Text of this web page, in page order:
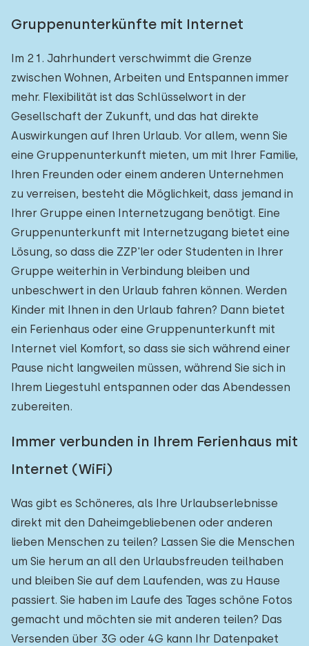
Gruppenunterkünfte mit Internet
Im 21. Jahrhundert verschwimmt die Grenze
zwischen Wohnen, Arbeiten und Entspannen immer
mehr. Flexibilität ist das Schlüsselwort in der
Gesellschaft der Zukunft, und das hat direkte
Auswirkungen auf Ihren Urlaub. Vor allem, wenn Sie
eine Gruppenunterkunft mieten, um mit Ihrer Familie,
Ihren Freunden oder einem anderen Unternehmen
zu verreisen, besteht die Möglichkeit, dass jemand in
Ihrer Gruppe einen Internetzugang benötigt. Eine
Gruppenunterkunft mit Internetzugang bietet eine
Lösung, so dass die ZZP'ler oder Studenten in Ihrer
Gruppe weiterhin in Verbindung bleiben und
unbeschwert in den Urlaub fahren können. Werden
Kinder mit Ihnen in den Urlaub fahren? Dann bietet
ein Ferienhaus oder eine Gruppenunterkunft mit
Internet viel Komfort, so dass sie sich während einer
Pause nicht langweilen müssen, während Sie sich in
Ihrem Liegestuhl entspannen oder das Abendessen
zubereiten.
Immer verbunden in Ihrem Ferienhaus mit
Internet (WiFi)
Was gibt es Schöneres, als Ihre Urlaubserlebnisse
direkt mit den Daheimgebliebenen oder anderen
lieben Menschen zu teilen? Lassen Sie die Menschen
um Sie herum an all den Urlaubsfreuden teilhaben
und bleiben Sie auf dem Laufenden, was zu Hause
passiert. Sie haben im Laufe des Tages schöne Fotos
gemacht und möchten sie mit anderen teilen? Das
Versenden über 3G oder 4G kann Ihr Datenpaket